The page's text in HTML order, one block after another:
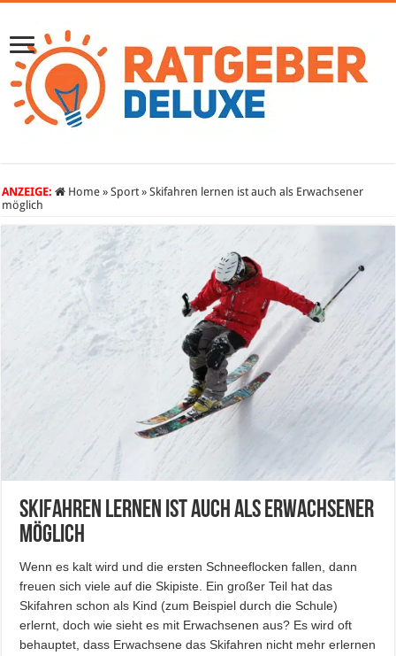
ANZEIGE: Home » Sport » Skifahren lernen ist auch als Erwachsener
möglich
Skifahren lernen ist auch als Erwachsener
möglich
Wenn es kalt wird und die ersten Schneeflocken fallen, dann
freuen sich viele auf die Skipiste. Ein großer Teil hat das
Skifahren schon als Kind (zum Beispiel durch die Schule)
erlernt, doch wie sieht es mit Erwachsenen aus? Es wird oft
behauptet, dass Erwachsene das Skifahren nicht mehr erlernen